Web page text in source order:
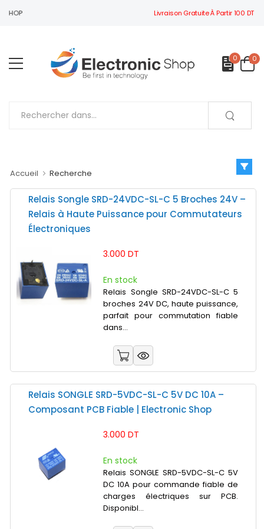
BIENVENUE À ELECTRONIC SHOP
Livraison Gratuite À Partir 100 DT
0 0
Accueil Recherche
Relais Songle SRD-24VDC-SL-C 5 Broches 24V –
Relais à Haute Puissance pour Commutateurs
Électroniques
3.000 DT
En stock
Relais Songle SRD-24VDC-SL-C 5
broches 24V DC, haute puissance,
parfait pour commutation fiable
dans...
Relais SONGLE SRD-5VDC-SL-C 5V DC 10A –
Composant PCB Fiable | Electronic Shop
3.000 DT
En stock
Relais SONGLE SRD-5VDC-SL-C 5V
DC 10A pour commande fiable de
charges électriques sur PCB.
Disponibl...